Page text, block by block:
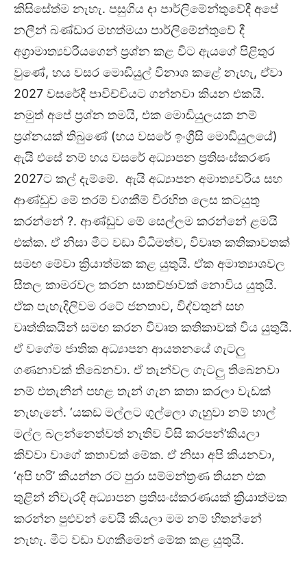
කිසිසේත්ම නැහැ. පසුගිය දා පාර්ලිමේන්තුවේදී අපේ
නලීන් බණ්ඩාර මහත්මයා පාර්ලිමේන්තුවේ දී
අග්‍රාමාත්‍යවරියගෙන් ප්‍රශ්න කළ විට ඇයගේ පිළිතුර
වුණේ, හය වසර මොඩියුල් විනාශ කළේ නැහැ, ඒවා
2027 වසරේදී පාවිච්චියට ගන්නවා කියන එකයි.
නමුත් අපේ ප්‍රශ්න තමයි, එක මොඩියුලයක නම්
ප්‍රශ්නයක් තිබුණේ (හය වසරේ ඉංග්‍රීසි මොඩියුලයේ)
ඇයි එසේ නම් හය වසරේ අධ්‍යාපන ප්‍රතිසංස්කරණ
2027ට කල් දැම්මේ. ඇයි අධ්‍යාපන අමාත්‍යවරිය සහ
ආණ්ඩුව මේ තරම් වගකීම් විරහිත ලෙස කටයුතු
කරන්නේ ?. ආණ්ඩුව මේ සෙල්ලම කරන්නේ ළමයි
එක්ක. ඒ නිසා මිට වඩා විධිමත්ව, විවෘත කතිකාවතක්
සමඟ මේවා ක්‍රියාත්මක කළ යුතුයි. ඒක අමාත්‍යාශවල
සීතල කාමරවල කරන සාකච්ඡාවක් නොවිය යුතුයි.
ඒක පැහැදිලිවම රටේ ජනතාව, විද්වතුන් සහ
වෘත්තිකයින් සමඟ කරන විවෘත කතිකාවක් විය යුතුයි.
ඒ වගේම ජාතික අධ්‍යාපන ආයතනයේ ගැටලු
ගණනාවක් තිබෙනවා. ඒ තැන්වල ගැටලු තිබෙනවා
නම් එතැනින් පහළ තැන් ගැන කතා කරලා වැඩක්
නැහැනේ. ‘යකඩ මල්ලට ගුල්ලො ගැහුවා නම් හාල්
මල්ල බලන්නෙත්වත් නැතිව විසි කරපන්’කියලා
කිව්වා වාගේ කතාවක් මේක. ඒ නිසා අපි කියනවා,
‘අපි හරි’ කියන්න රට පුරා සම්මන්ත්‍රණ තියන එක
තුළින් නිවැරදි අධ්‍යාපන ප්‍රතිසංස්කරණයක් ක්‍රියාත්මක
කරන්න පුළුවන් වෙයි කියලා මම නම් හිතන්නේ
නැහැ. මීට වඩා වගකීමෙන් මේක කළ යුතුයි.